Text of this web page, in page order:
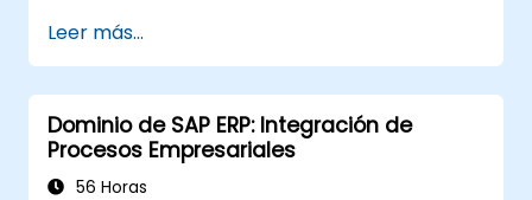
para garantizar una gestión integral del
sistema.
Gestionar eficazmente y resolver
problemas en los puntos de integración
entre los diversos módulos de SAP.
Aprender las mejores prácticas para el
Leer más...
Dominio de SAP ERP: Integración de
Procesos Empresariales
56 Horas